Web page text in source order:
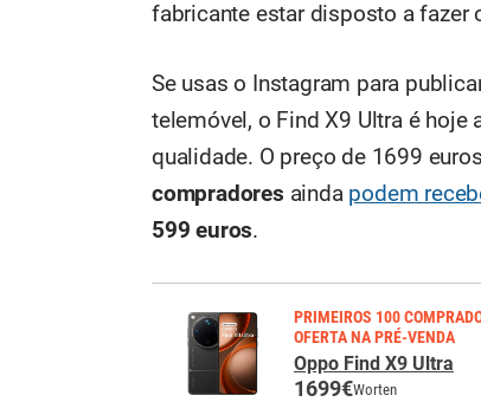
fabricante estar disposto a fazer
Se usas o Instagram para
telemóvel, o Find X9 Ultra é
qualidade. O preço de 1699
compradores ainda podem
599 euros.
PRIMEIROS 100
OFERTA NA PRÉ-VENDA
Oppo Find X9 Ultra
1699€Worten